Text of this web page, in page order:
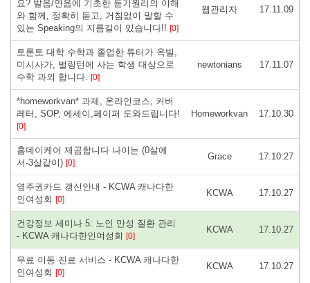
요? 발음/연음에 기초한 듣기원리의 이해
와 함께, 정확히 듣고, 거침없이 말할 수
있는 Speaking의 지름길이 있습니다!! [0]
웹관리자 17.11.09
토론토 대학 수학과 졸업한 튜터가 옥빌,
미시사가, 벌링턴에 사는 학생 대상으로
수학 과외 합니다. [0]
newtonians 17.11.07
*homeworkvan* 과제, 온라인코스, 커버
레터, SOP, 에세이,페이퍼 도와드립니다!
[0]
Homeworkvan 17.10.30
홈데이케어 제곰합니다 나이는 (0살에
서-3살같이) [0]
Grace 17.10.27
영주권카드 갱신안내 - KCWA 캐나다한
인여성회 [0]
KCWA 17.10.27
건강정보 세미나 5: 노인 만성 질환 관리
- KCWA 캐나다한인여성회 [0]
KCWA 17.10.27
무료 이동 진료 서비스 - KCWA 캐나다한
인여성회 [0]
KCWA 17.10.27